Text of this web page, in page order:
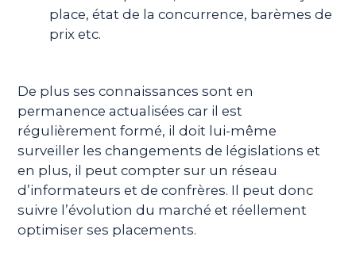
place, état de la concurrence, barèmes de
prix etc.
De plus ses connaissances sont en
permanence actualisées car il est
régulièrement formé, il doit lui-même
surveiller les changements de législations et
en plus, il peut compter sur un réseau
d’informateurs et de confrères. Il peut donc
suivre l’évolution du marché et réellement
optimiser ses placements.